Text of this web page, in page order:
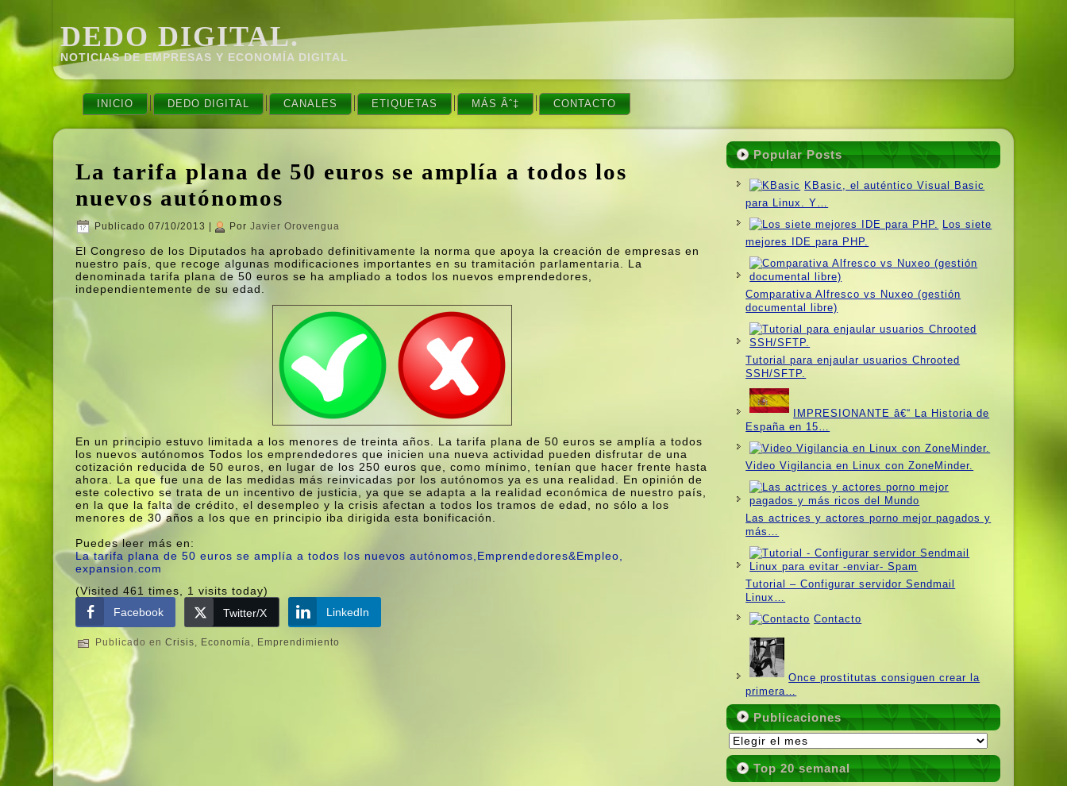
DEDO DIGITAL.
NOTICIAS DE EMPRESAS Y ECONOMÍ­A DIGITAL
INICIO DEDO DIGITAL CANALES ETIQUETAS MÁS Âˆ‡ CONTACTO
La tarifa plana de 50 euros se amplí­a a todos los
nuevos autónomos
Publicado 07/10/2013 Por Javier Orovengua
El Congreso de los Diputados ha aprobado definitivamente la norma que apoya la creación de empresas en
nuestro paí­s, que recoge algunas modificaciones importantes en su tramitación parlamentaria. La
denominada tarifa plana de 50 euros se ha ampliado a todos los nuevos emprendedores,
independientemente de su edad.
En un principio estuvo limitada a los menores de treinta años. La tarifa plana de 50 euros se amplí­a a todos
los nuevos autónomos Todos los emprendedores que inicien una nueva actividad pueden disfrutar de una
cotización reducida de 50 euros, en lugar de los 250 euros que, como mí­nimo, tení­an que hacer frente hasta
ahora. La que fue una de las medidas más reinvicadas por los autónomos ya es una realidad. En opinión de
este colectivo se trata de un incentivo de justicia, ya que se adapta a la realidad económica de nuestro paí­s,
en la que la falta de crédito, el desempleo y la crisis afectan a todos los tramos de edad, no sólo a los
menores de 30 años a los que en principio iba dirigida esta bonificación.
Puedes leer más en:
La tarifa plana de 50 euros se amplí­a a todos los nuevos autónomos,Emprendedores&Empleo,
expansion.com
(Visited 461 times, 1 visits today)
Facebook
Twitter/X LinkedIn
Publicado en Crisis, Economí­a, Emprendimiento
Popular Posts
KBasic, el auténtico Visual Basic
para Linux. Y…
Los siete
mejores IDE para PHP.
Comparativa Alfresco vs Nuxeo (gestión
documental libre)
Tutorial para enjaular usuarios Chrooted
SSH/SFTP.
IMPRESIONANTE â€“ La Historia de
España en 15…
Video Vigilancia en Linux con ZoneMinder.
Las actrices y actores porno mejor pagados y
más…
Tutorial – Configurar servidor Sendmail
Linux…
Contacto
Once prostitutas consiguen crear la
primera…
Publicaciones
Publicaciones
Top 20 semanal